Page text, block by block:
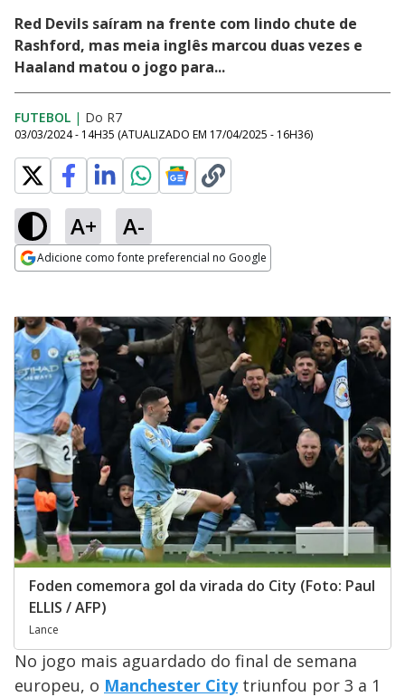
Red Devils saíram na frente com lindo chute de
Rashford, mas meia inglês marcou duas vezes e
Haaland matou o jogo para...
FUTEBOL | Do R7
03/03/2024 - 14H35 (ATUALIZADO EM 17/04/2025 - 16H36)
A+ A-
Adicione como fonte preferencial no Google
Foden comemora gol da virada do City (Foto: Paul
ELLIS / AFP)
Lance
No jogo mais aguardado do final de semana
europeu, o Manchester Citytriunfou por 3 a 1